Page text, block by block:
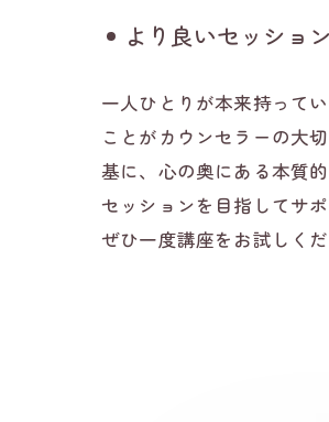
より良いセッショ
一人ひとりが本来持って
ことがカウンセラーの大
基に、心の奥にある本質
セッションを目指してサ
ぜひ一度講座をお試しくだ